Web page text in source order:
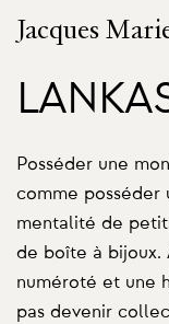
Jacques
Posséder une
comme posséder
mentalité de
de boîte à bijoux.
numéroté et une
pas devenir